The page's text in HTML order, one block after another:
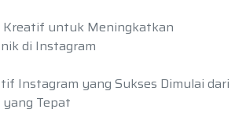
untuk Meningkatkan
di Instagram
Instagram yang Sukses Dimulai dari
Tepat